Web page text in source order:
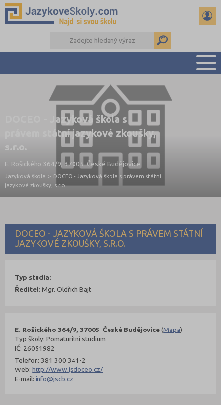
PŘEHLED ŠKOL
PŘÍPRAVA NA ZKOUŠKY A K MATURITĚ
RADY A ČLÁNKY
KONTAKTY
DALŠÍ DRUHY ŠKOL
DOCEO - Jazyková škola s
právem státní jazykové zkoušky,
s.r.o.
E. Rošického 364/9, 37005 České Budějovice
Jazyková škola > DOCEO - Jazyková škola s právem státní
jazykové zkoušky, s.r.o.
DOCEO - JAZYKOVÁ ŠKOLA S PRÁVEM STÁTNÍ
JAZYKOVÉ ZKOUŠKY, S.R.O.
E. Rošického 364/9, 37005 České Budějovice(Mapa)
Typ školy: Pomaturitní studium
IČ: 26051982
Telefon: 381 300 341-2
Web:http://www.jsdoceo.cz/
E-mail:info@jscb.cz
Typ studia:
Ředitel: Mgr. Oldřich Bajt